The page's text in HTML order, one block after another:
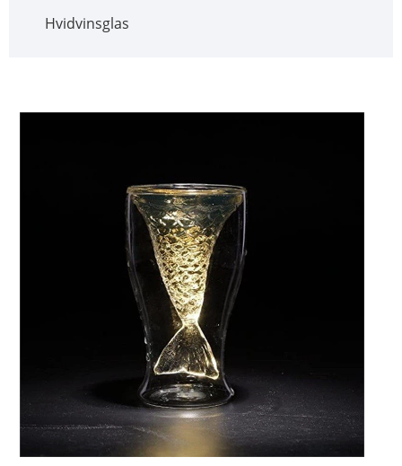
Hvidvinsglas